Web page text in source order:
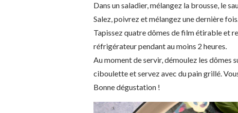
Dans un saladier, mélangez la brousse, le
Salez, poivrez et mélangez une dernière
Tapissez quatre dômes de film étirable et
réfrigérateur pendant au moins 2 heures.
Au moment de servir, démoulez les dômes
ciboulette et servez avec du pain grillé.
Bonne dégustation !